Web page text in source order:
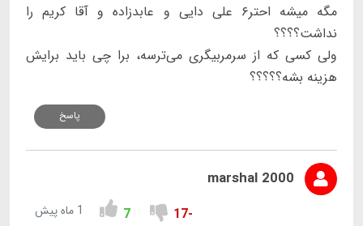
مگه میشه احتر۶ علی دایی و عابدزاده و آقا کریم را
نداشت؟؟؟؟
ولی کسی که از سرمربیگری می‌ترسه، برا چی باید برایش
هزینه بشه؟؟؟؟؟
پاسخ
marshal 2000
-17
7 1 ماه پیش